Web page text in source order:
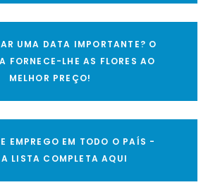
UMA DATA IMPORTANTE? O
FORNECE-LHE AS FLORES AO
MELHOR PREÇO!
EMPREGO EM TODO O PAÍS -
LISTA COMPLETA AQUI